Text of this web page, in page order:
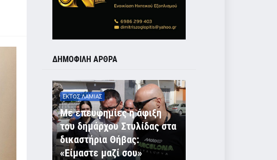
ΔΗΜΟΦΙΛΗ ΑΡΘΡΑ
ΕΚΤΟΣ ΛΑΜΙΑΣ
Με επευφημίες η άφιξη
του δημάρχου Στυλίδας στα
δικαστήρια Θήβας:
«Είμαστε μαζί σου»